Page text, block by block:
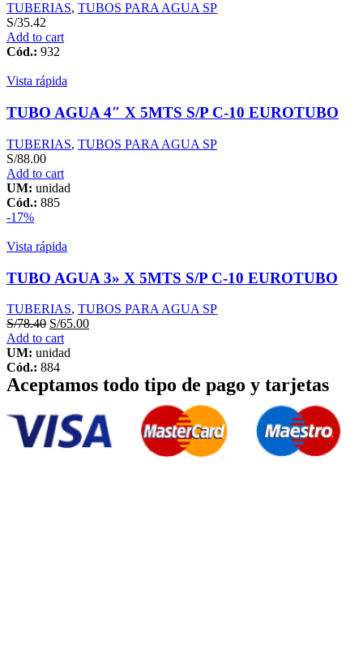
TUBERIAS, TUBOS PARA AGUA SP
S/35.42
Add to cart
Cód.: 932
Vista rápida
TUBO AGUA 4″ X 5MTS S/P C-10 EUROTUBO
TUBERIAS, TUBOS PARA AGUA SP
S/88.00
Add to cart
UM: unidad
Cód.: 885
-17%
Vista rápida
TUBO AGUA 3» X 5MTS S/P C-10 EUROTUBO
TUBERIAS, TUBOS PARA AGUA SP
S/78.40 S/65.00
Add to cart
UM: unidad
Cód.: 884
Aceptamos todo tipo de pago y tarjetas